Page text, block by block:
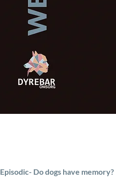
Episodic- Do dogs have memory?